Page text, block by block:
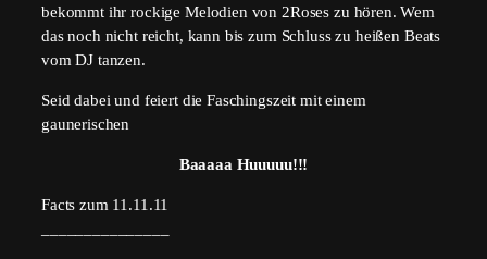
bekommt ihr rockige Melodien von 2Roses zu hören. Wem
das noch nicht reicht, kann bis zum Schluss zu heißen Beats
vom DJ tanzen.
Seid dabei und feiert die Faschingszeit mit einem
gaunerischen
Baaaaa Huuuuu!!!
Facts zum 11.11.11